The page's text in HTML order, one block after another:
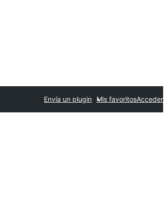
Envía un plugin Mis favoritosAcceder